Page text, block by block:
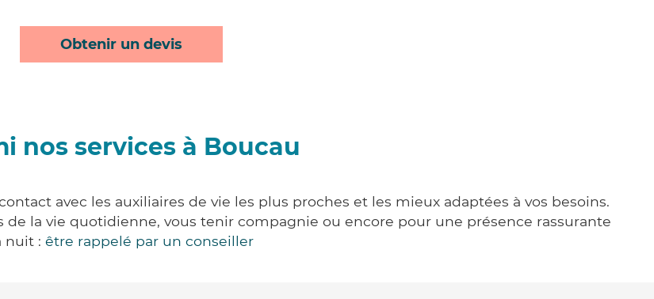
Obtenir un devis
nos services à Boucau
avec les auxiliaires de vie les plus proches et les mieux adaptées à vos besoins.
de la vie quotidienne, vous tenir compagnie ou encore pour une présence rassurante
nuit : être rappelé par un conseiller